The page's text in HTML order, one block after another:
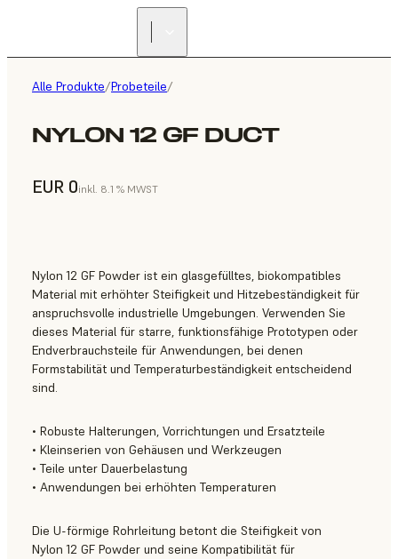
Alle Produkte/Probeteile/
NYLON 12 GF DUCT
EUR 0inkl. 8.1 % MWST
Nylon 12 GF Powder ist ein glasgefülltes, biokompatibles
Material mit erhöhter Steifigkeit und Hitzebeständigkeit für
anspruchsvolle industrielle Umgebungen. Verwenden Sie
dieses Material für starre, funktionsfähige Prototypen oder
Endverbrauchsteile für Anwendungen, bei denen
Formstabilität und Temperaturbeständigkeit entscheidend
sind.
• Robuste Halterungen, Vorrichtungen und Ersatzteile
• Kleinserien von Gehäusen und Werkzeugen
• Teile unter Dauerbelastung
• Anwendungen bei erhöhten Temperaturen
Die U-förmige Rohrleitung betont die Steifigkeit von
Nylon 12 GF Powder und seine Kompatibilität für